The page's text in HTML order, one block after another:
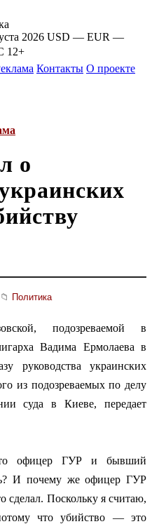
2026 USD — EUR —
12+
Контакты О проекте
о
📁 Политика
подозреваемой в
Вадима Ермолаева в
руководства украинских
из подозреваемых по делу
суда в Киеве, передает
офицер ГУР и бывший
И почему же офицер ГУР
сделал. Поскольку я считаю,
что убийство — это